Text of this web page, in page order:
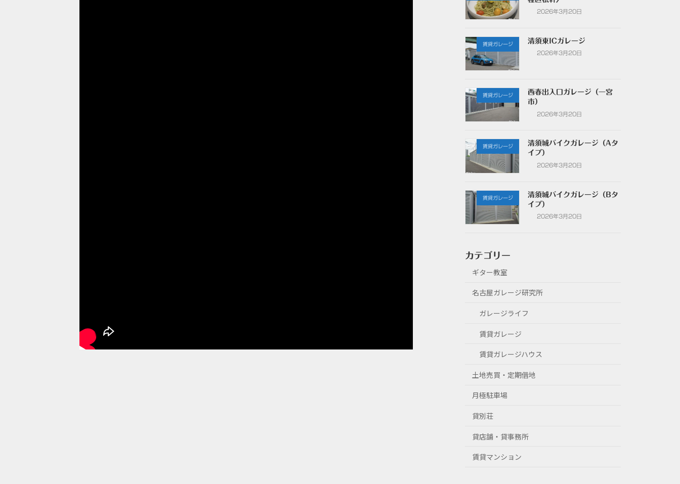
2026年3月20日
賃貸ガレージ 清須東ICガレージ
2026年3月20日
賃貸ガレージ
西春出入口ガレージ（一宮
市）
2026年3月20日
賃貸ガレージ
清須城バイクガレージ（Aタ
イプ）
2026年3月20日
賃貸ガレージ
清須城バイクガレージ（Bタ
イプ）
2026年3月20日
カテゴリー
ギター教室
名古屋ガレージ研究所
ガレージライフ
賃貸ガレージ
賃貸ガレージハウス
土地売買・定期借地
月極駐車場
貸別荘
貸店舗・貸事務所
賃貸マンション